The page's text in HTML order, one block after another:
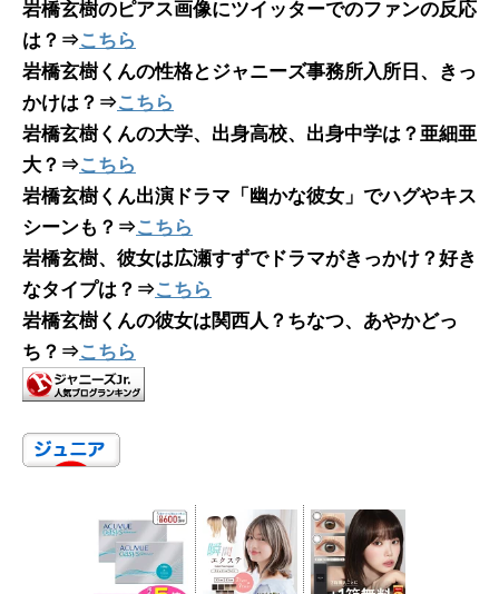
岩橋玄樹のピアス画像にツイッターでのファンの反応
は？⇒こちら
岩橋玄樹くんの性格とジャニーズ事務所入所日、きっ
かけは？⇒こちら
岩橋玄樹くんの大学、出身高校、出身中学は？亜細亜
大？⇒こちら
岩橋玄樹くん出演ドラマ「幽かな彼女」でハグやキス
シーンも？⇒こちら
岩橋玄樹、彼女は広瀬すずでドラマがきっかけ？好き
なタイプは？⇒こちら
岩橋玄樹くんの彼女は関西人？ちなつ、あやかどっ
ち？⇒こちら